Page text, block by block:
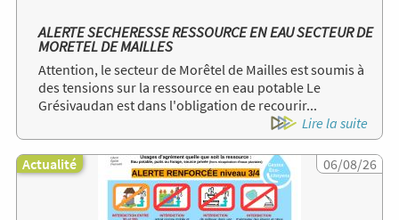
ALERTE SECHERESSE RESSOURCE EN EAU SECTEUR DE
MORETEL DE MAILLES
Attention, le secteur de Morêtel de Mailles est soumis à
des tensions sur la ressource en eau potable Le
Grésivaudan est dans l'obligation de recourir...
Lire la suite
Image
Actualité 06/08/26